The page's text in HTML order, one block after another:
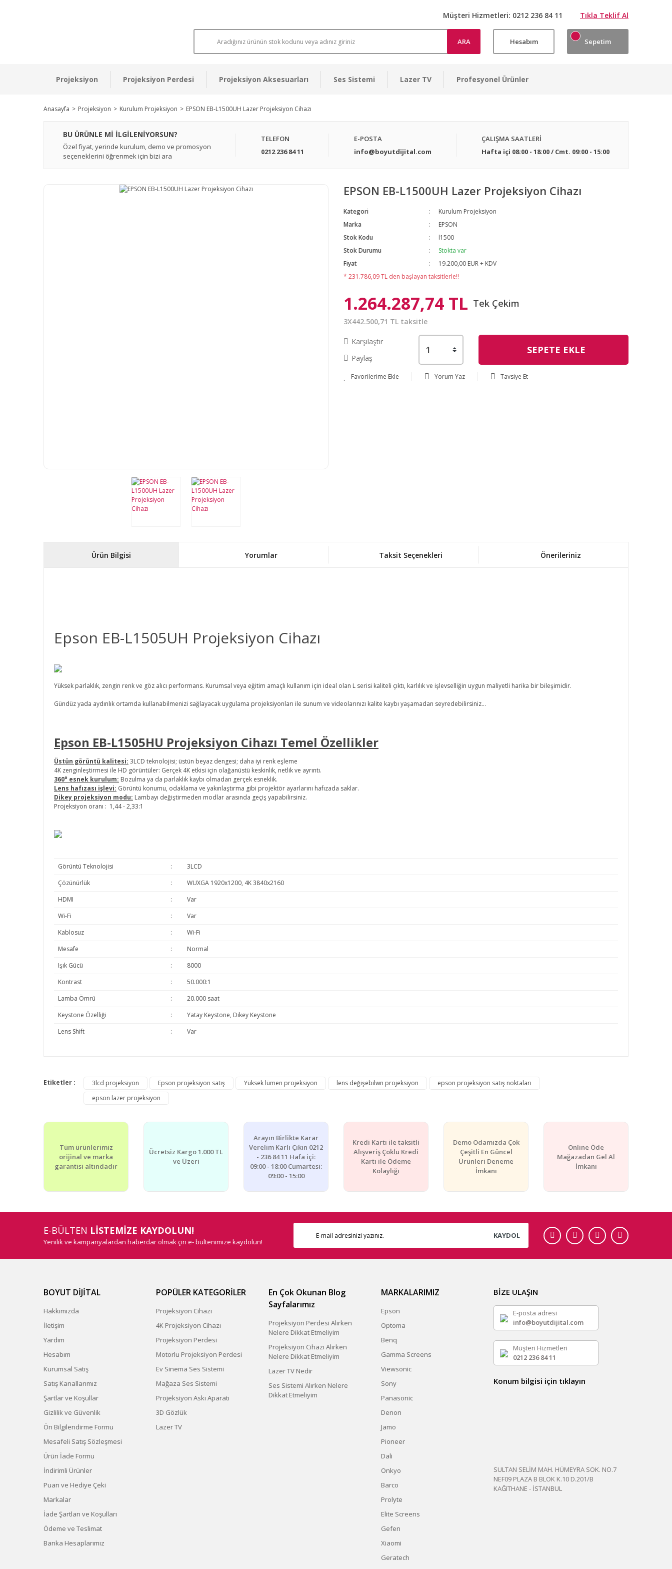
Müşteri Hizmetleri: 0212 236 84 11 Tıkla Teklif Al
ARA Hesabım Sepetim
Projeksiyon Projeksiyon Perdesi Projeksiyon Aksesuarları Ses Sistemi Lazer TV Profesyonel Ürünler
Anasayfa Projeksiyon Kurulum Projeksiyon EPSON EB-L1500UH Lazer Projeksiyon Cihazı
BU ÜRÜNLE Mİ İLGİLENİYORSUN?
Özel fiyat, yerinde kurulum, demo ve promosyon
seçeneklerini öğrenmek için bizi ara
TELEFON
0212 236 84 11
E-POSTA
info@boyutdijital.com
ÇALIŞMA SAATLERİ
Hafta içi 08:00 - 18:00 / Cmt. 09:00 - 15:00
EPSON EB-L1500UH Lazer Projeksiyon Cihazı
Kategori
Kurulum Projeksiyon
Marka
EPSON
Stok Kodu
l1500
Stok Durumu
Stokta var
Fiyat
19.200,00 EUR + KDV
* 231.786,09 TL den başlayan taksitlerle!!
1.264.287,74 TL Tek Çekim
3X442.500,71 TL taksitle
Karşılaştır
Paylaş
SEPETE EKLE
Yorum Yaz Tavsiye Et
Ürün Bilgisi Yorumlar Taksit Seçenekleri Önerileriniz
Epson EB-L1505UH Projeksiyon Cihazı
Yüksek parlaklık, zengin renk ve göz alıcı performans. Kurumsal veya eğitim amaçlı kullanım için ideal olan L serisi kaliteli çıktı, karlılık ve işlevselliğin uygun maliyetli harika bir bileşimidir.
Gündüz yada aydınlık ortamda kullanabilmenizi sağlayacak uygulama projeksiyonları ile sunum ve videolarınızı kalite kaybı yaşamadan seyredebilirsiniz...
Epson EB-L1505HU Projeksiyon Cihazı Temel Özellikler
Üstün görüntü kalitesi: 3LCD teknolojisi; üstün beyaz dengesi; daha iyi renk eşleme
4K zenginleştirmesi ile HD görüntüler: Gerçek 4K etkisi için olağanüstü keskinlik, netlik ve ayrıntı.
360⁰ esnek kurulum: Bozulma ya da parlaklık kaybı olmadan gerçek esneklik.
Lens hafızası işlevi: Görüntü konumu, odaklama ve yakınlaştırma gibi projektör ayarlarını hafızada saklar.
Dikey projeksiyon modu: Lambayı değiştirmeden modlar arasında geçiş yapabilirsiniz.
Projeksiyon oranı : 1,44 - 2,33:1
Görüntü Teknolojisi :
3LCD
Çözünürlük
:
WUXGA 1920x1200, 4K 3840x2160
HDMI
:
Var
Wi-Fi
:
Var
Kablosuz
:
Wi-Fi
Mesafe
:
Normal
Işık Gücü
:
8000
Kontrast
:
50.000:1
Lamba Ömrü
:
20.000 saat
Keystone Özelliği
:
Yatay Keystone, Dikey Keystone
Lens Shift
: Var
Bu ürüne ilk yorumu siz yapın!
Görüş ve önerileriniz için teşekkür ederiz.
Ürün fiyatı diğer sitelerden daha pahalı.
Bu ürüne benzer farklı alternatifler olmalı.
Etiketler : 3lcd projeksiyon Epson projeksiyon satış Yüksek lümen projeksiyon lens değişebilwn projeksiyon
epson projeksiyon satış noktaları
epson lazer projeksiyon
Tüm ürünlerimiz
orijinal ve marka
garantisi altındadır
Ücretsiz Kargo 1.000 TL
ve Üzeri
Arayın Birlikte Karar
Verelim Karlı Çıkın 0212
- 236 84 11 Hafa içi:
09:00 - 18:00 Cumartesi:
09:00 - 15:00
Kredi Kartı ile taksitli
Alışveriş Çoklu Kredi
Kartı ile Ödeme
Kolaylığı
Demo Odamızda Çok
Çeşitli En Güncel
Ürünleri Deneme
İmkanı
Online Öde
Mağazadan Gel Al
İmkanı
E-BÜLTEN LİSTEMİZE KAYDOLUN!
Yenilik ve kampanyalardan haberdar olmak çin e- bültenimize kaydolun!
KAYDOL
BOYUT DİJİTAL
Hakkımızda
İletişim
Yardım
Hesabım
Kurumsal Satış
Satış Kanallarımız
Şartlar ve Koşullar
Gizlilik ve Güvenlik
Ön Bilgilendirme Formu
Mesafeli Satış Sözleşmesi
Ürün İade Formu
İndirimli Ürünler
Puan ve Hediye Çeki
Markalar
İade Şartları ve Koşulları
Ödeme ve Teslimat
Banka Hesaplarımız
POPÜLER KATEGORİLER
Projeksiyon Cihazı
4K Projeksiyon Cihazı
Projeksiyon Perdesi
Motorlu Projeksiyon Perdesi
Ev Sinema Ses Sistemi
Mağaza Ses Sistemi
Projeksiyon Askı Aparatı
3D Gözlük
Lazer TV
En Çok Okunan Blog
Sayfalarımız
Projeksiyon Perdesi Alırken
Nelere Dikkat Etmeliyim
Projeksiyon Cihazı Alırken
Nelere Dikkat Etmeliyim
Lazer TV Nedir
Ses Sistemi Alırken Nelere
Dikkat Etmeliyim
MARKALARIMIZ
Epson
Optoma
Benq
Gamma Screens
Viewsonic
Sony
Panasonic
Denon
Jamo
Pioneer
Dali
Onkyo
Barco
Prolyte
Elite Screens
Gefen
Xiaomi
Geratech
BİZE ULAŞIN
E-posta adresi
info@boyutdijital.com
Müşteri Hizmetleri
0212 236 84 11
Konum bilgisi için tıklayın
SULTAN SELİM MAH. HÜMEYRA SOK. NO.7
NEF09 PLAZA B BLOK K.10 D.201/B
KAĞITHANE - İSTANBUL